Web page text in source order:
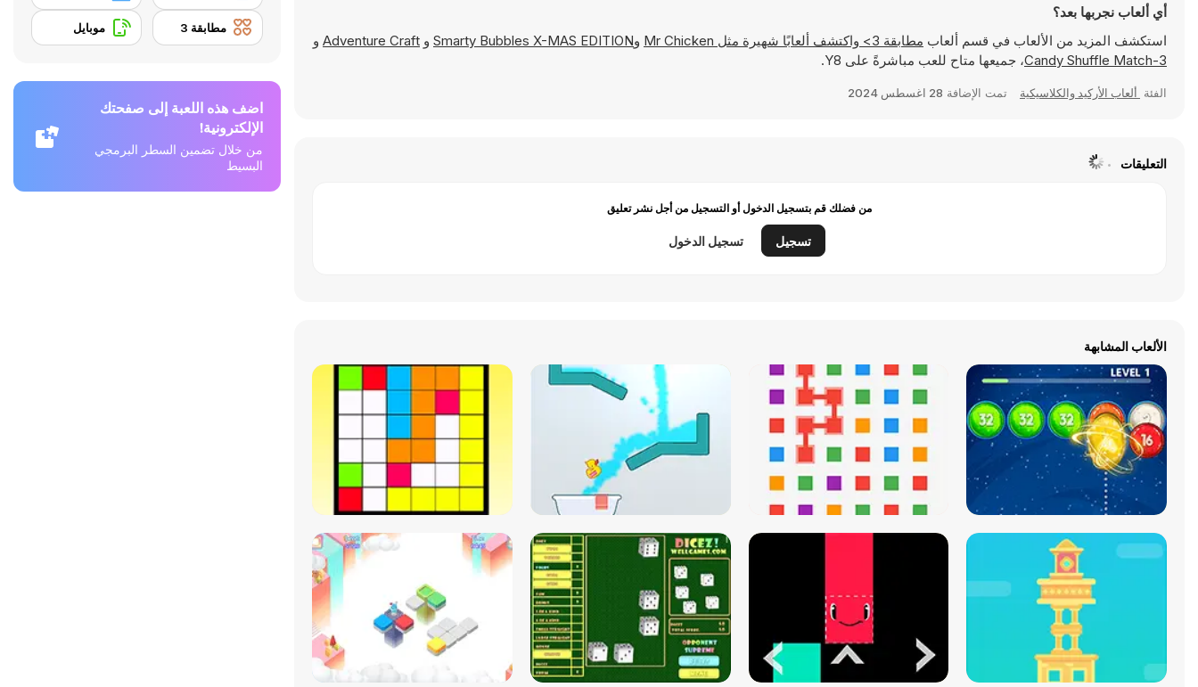
أي ألعاب نجربها بعد؟
استكشف المزيد من الألعاب في قسم ألعاب مطابقة 3> واكتشف ألعابًا شهيرة مثل Mr Chicken وSmarty Bubbles X-MAS EDITION و Adventure Craft و
Candy Shuffle Match-3، جميعها متاح للعب مباشرةً على Y8.
الفئة ألعاب الأركيد والكلاسيكية تمت الإضافة 28 اغسطس 2024
التعليقات
من فضلك قم بتسجيل الدخول أو التسجيل من أجل نشر تعليق
تسجيل تسجيل الدخول
الألعاب المشابهة
مطابقة 3 موبايل
اضف هذه اللعبة إلى صفحتك
الإلكترونية!
من خلال تضمين السطر البرمجي
البسيط